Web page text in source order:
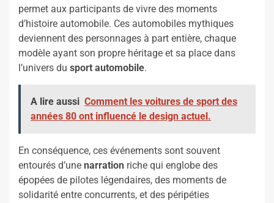
permet aux participants de vivre des moments
d’histoire automobile. Ces automobiles mythiques
deviennent des personnages à part entière, chaque
modèle ayant son propre héritage et sa place dans
l’univers du sport automobile.
A lire aussi Comment les voitures de sport des
années 80 ont influencé le design actuel.
En conséquence, ces événements sont souvent
entourés d’une narration riche qui englobe des
épopées de pilotes légendaires, des moments de
solidarité entre concurrents, et des péripéties